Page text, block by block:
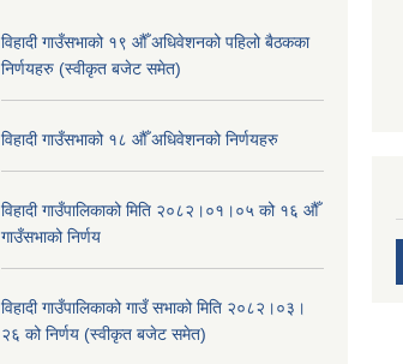
विहादी गाउँसभाको १९ औँ अधिवेशनको पहिलो बैठकका
निर्णयहरु (स्वीकृत बजेट समेत)
विहादी गाउँसभाको १८ औँ अधिवेशनको निर्णयहरु
विहादी गाउँपालिकाको मिति २०८२।०१।०५ को १६ औँ
गाउँसभाको निर्णय
विहादी गाउँपालिकाको गाउँ सभाको मिति २०८२।०३।
२६ को निर्णय (स्वीकृत बजेट समेत)